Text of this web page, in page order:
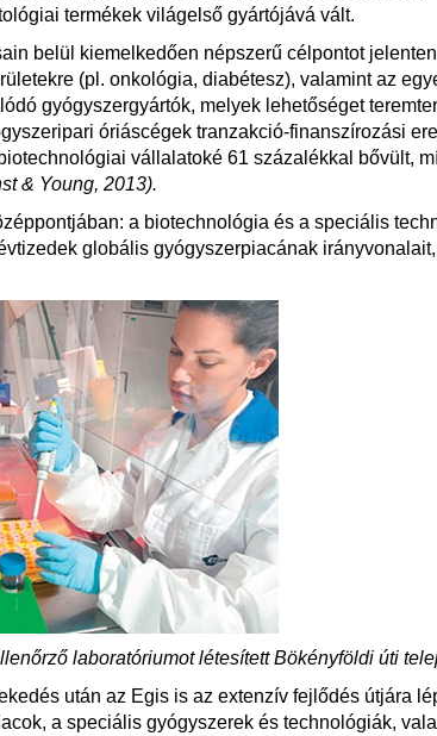
termékek világelső gyártójává vált.
belül kiemelkedően népszerű célpontot
(pl. onkológia, diabétesz), valamint az
gyógyszergyártók, melyek lehetőséget
óriáscégek tranzakció-finanszírozási
vállalatoké 61 százalékkal bővült,
& Young, 2013).
a biotechnológia és a speciális
globális gyógyszerpiacának
laboratóriumot létesített Bökényföldi úti
után az Egis is az extenzív fejlődés útjára
a speciális gyógyszerek és technológiák,